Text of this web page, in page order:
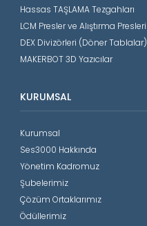
Hassas TAŞLAMA Tezgahları
LCM Presler ve Alıştırma Presleri
DEX Divizörleri (Döner Tablalar)
MAKERBOT 3D Yazıcılar
KURUMSAL
Kurumsal
Ses3000 Hakkında
Yönetim Kadromuz
Şubelerimiz
Çözüm Ortaklarımız
Ödüllerimiz